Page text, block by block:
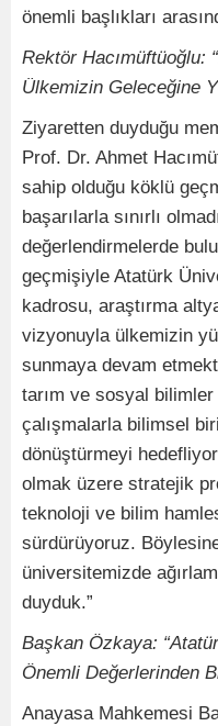
önemli başlıkları
Rektör Hacımüftüoğlu:
Ülkemizin Geleceğine
Ziyaretten duyduğu
Prof. Dr. Ahmet
sahip olduğu köklü
başarılarla sınırlı
değerlendirmelerde
geçmişiyle Atatürk
kadrosu, araştırma
vizyonuyla ülkemizin
sunmaya devam
tarım ve sosyal
çalışmalarla bilimsel
dönüştürmeyi
olmak üzere stratejik
teknoloji ve bilim
sürdürüyoruz.
üniversitemizde
duyduk.”
Başkan Özkaya:
Önemli Değerlerinden
Anayasa Mahkemesi